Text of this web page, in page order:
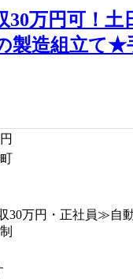
30万円可！
製造組立て★
円
30万円・正社員≫自